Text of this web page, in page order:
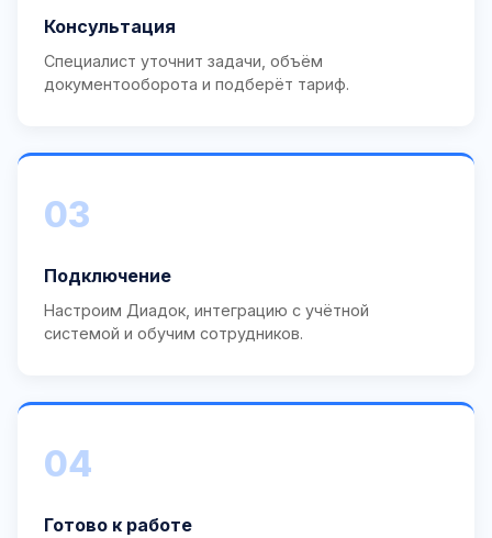
Консультация
Специалист уточнит задачи, объём
документооборота и подберёт тариф.
03
Подключение
Настроим Диадок, интеграцию с учётной
системой и обучим сотрудников.
04
Готово к работе